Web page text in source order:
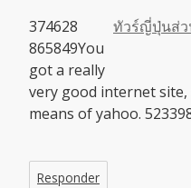
ทัวร์ญี่ปุ่นส่ว
374628
865849You
got a really
very good internet
means of yahoo.
Responder